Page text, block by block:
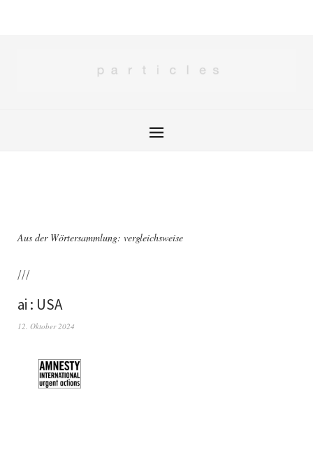
Aus der Wörtersammlung: vergleichsweise
///
ai : USA
12. Oktober 2024